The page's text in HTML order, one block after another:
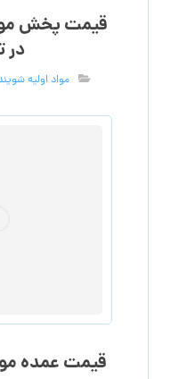
قیمت پخش
در
مواد اولیه
قیمت عمده